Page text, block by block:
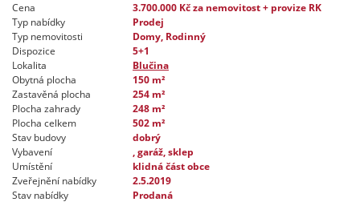
Cena 3.700.000 Kčza nemovitost + provize RK
Typ nabídky
Prodej
Typ nemovitosti
Domy, Rodinný
Dispozice
5+1
Lokalita
Blučina
Obytná plocha
150 m²
Zastavěná plocha
254 m²
Plocha zahrady
248 m²
Plocha celkem
502 m²
Stav budovy
dobrý
Vybavení
, garáž, sklep
Umístění
klidná část obce
Zveřejnění nabídky
2.5.2019
Stav nabídky
Prodaná